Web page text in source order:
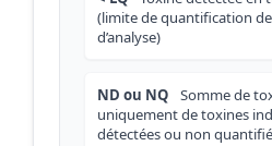
(limite de quantification
d’analyse)
ND ou NQ
Somme de
uniquement de toxines
détectées ou non